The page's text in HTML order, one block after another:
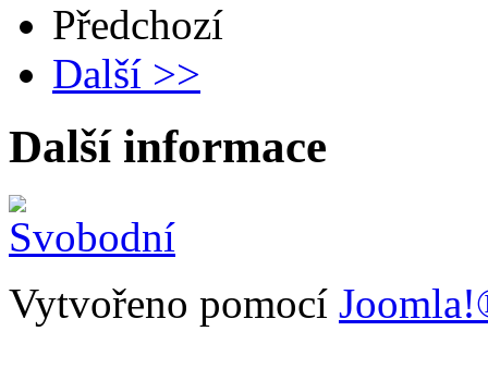
Předchozí
Další >>
Další informace
Vytvořeno pomocí